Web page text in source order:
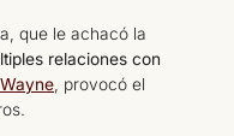
que le achacó la
relaciones con
, provocó el